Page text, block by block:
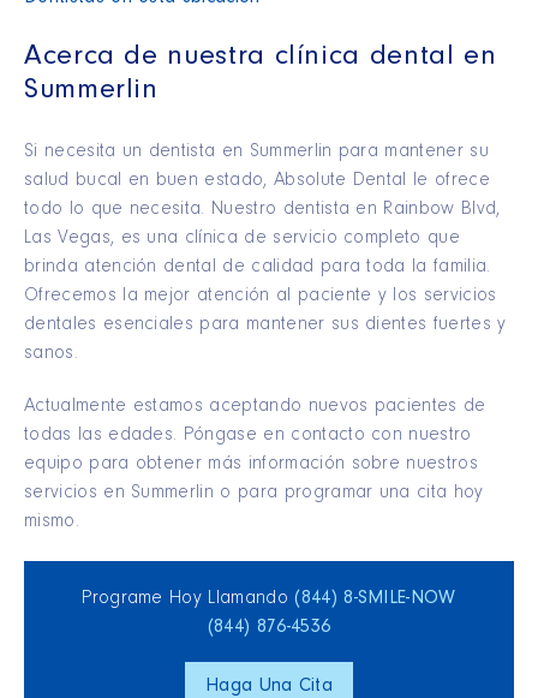
Acerca de nuestra clínica dental en
Summerlin
Si necesita un dentista en Summerlin para mantener su
salud bucal en buen estado, Absolute Dental le ofrece
todo lo que necesita. Nuestro dentista en Rainbow Blvd,
Las Vegas, es una clínica de servicio completo que
brinda atención dental de calidad para toda la familia.
Ofrecemos la mejor atención al paciente y los servicios
dentales esenciales para mantener sus dientes fuertes y
sanos.
Actualmente estamos aceptando nuevos pacientes de
todas las edades. Póngase en contacto con nuestro
equipo para obtener más información sobre nuestros
servicios en Summerlin o para programar una cita hoy
mismo.
Programe Hoy Llamando(844) 8‑SMILE‑NOW
(844) 876‑4536
Haga Una Cita